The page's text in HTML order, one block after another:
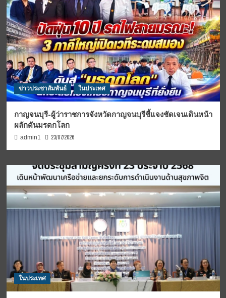
ข่าวประชาสัมพันธ์ ในประเทศ
กาญจนบุรี-ผู้ว่าราชการจังหวัดกาญจนบุรีชี้แจงชัดเจนเดินหน้า
ผลักดันมรดกโลก
admin1 23/07/2026
ในประเทศ